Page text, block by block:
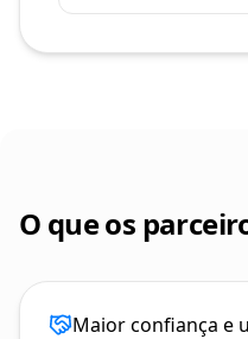
O que os
Maior confiança e